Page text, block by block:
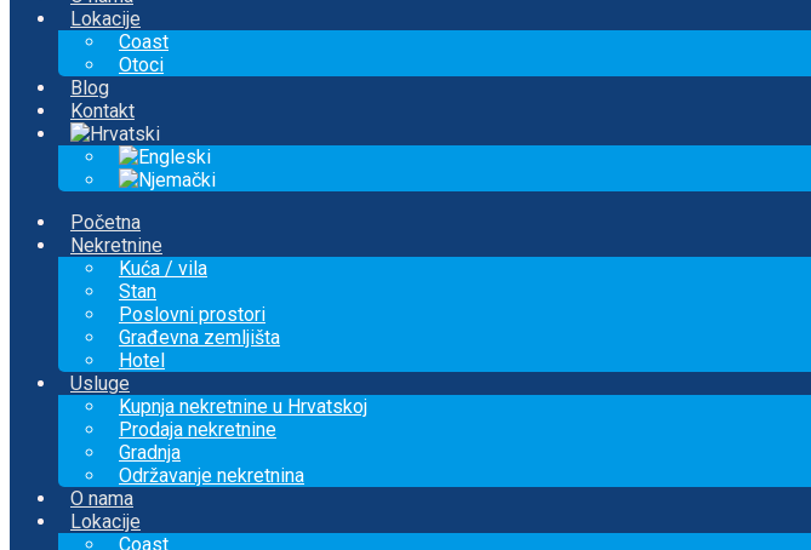
Lokacije
Coast
Otoci
Blog
Kontakt
Početna
Nekretnine
Kuća / vila
Stan
Poslovni prostori
Građevna zemljišta
Hotel
Usluge
Kupnja nekretnine u Hrvatskoj
Prodaja nekretnine
Gradnja
Održavanje nekretnina
O nama
Lokacije
Coast